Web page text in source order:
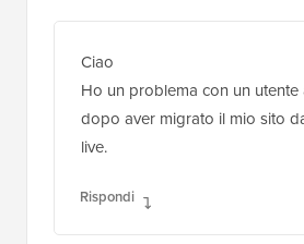
Ciao
Ho un problema con un utente
dopo aver migrato il mio sito
live.
Rispondi